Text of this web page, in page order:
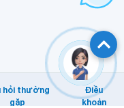
hỏi thường
gặp
Điều
khoản